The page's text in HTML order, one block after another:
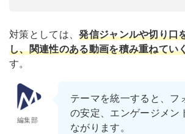
対策としては、発信ジャンルや切り口
し、関連性のある動画を積み重ねてい
す。
編集部
テーマを統一すると、フ
の安定、エンゲージメン
ながります。